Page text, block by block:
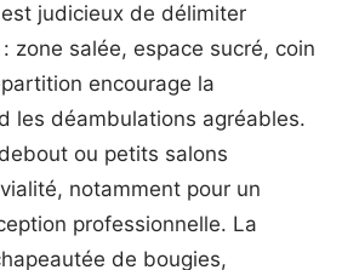
judicieux de délimiter
zone salée, espace sucré, coin
encourage la
les déambulations agréables.
ou petits salons
notamment pour un
professionnelle. La
de bougies,